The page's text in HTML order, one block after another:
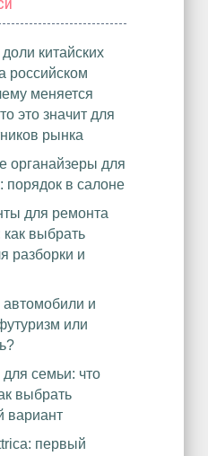
китайских
российском
меняется
это значит для
рынка
органайзеры для
порядок в салоне
для ремонта
как выбрать
разборки и
и
или
семьи: что
выбрать
вариант
первый